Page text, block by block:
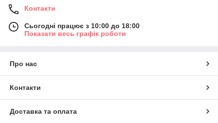
Контакти
Сьогодні працює з 10:00 до 18:00
Показати весь графік роботи
Про нас
Контакти
Доставка та оплата